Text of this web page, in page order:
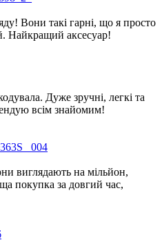
Вони такі гарні, що я просто
Найкращий аксесуар!
Дуже зручні, легкі та
всім знайомим!
виглядають на мільйон,
покупка за довгий час,